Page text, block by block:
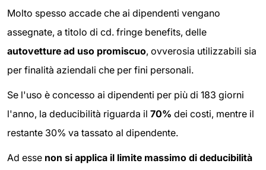
Molto spesso accade che ai dipendenti vengano
assegnate, a titolo di cd. fringe benefits, delle
autovetture ad uso promiscuo, ovverosia utilizzabili sia
per finalità aziendali che per fini personali.
Se l'uso è concesso ai dipendenti per più di 183 giorni
l'anno, la deducibilità riguarda il 70% dei costi, mentre il
restante 30% va tassato al dipendente.
Ad esse non si applica il limite massimo di deducibilità